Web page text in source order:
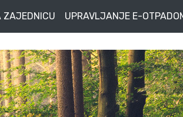
ZAJEDNICU UPRAVLJANJE E-